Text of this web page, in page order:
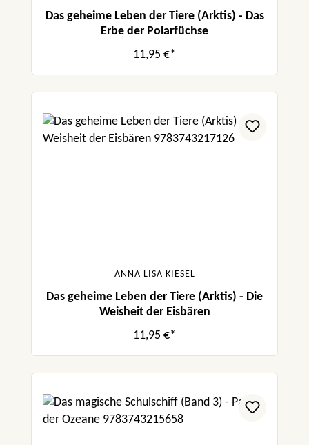
Das geheime Leben der Tiere (Arktis) - Das
Erbe der Polarfüchse
11,95 €*
ANNA LISA KIESEL
Das geheime Leben der Tiere (Arktis) - Die
Weisheit der Eisbären
11,95 €*